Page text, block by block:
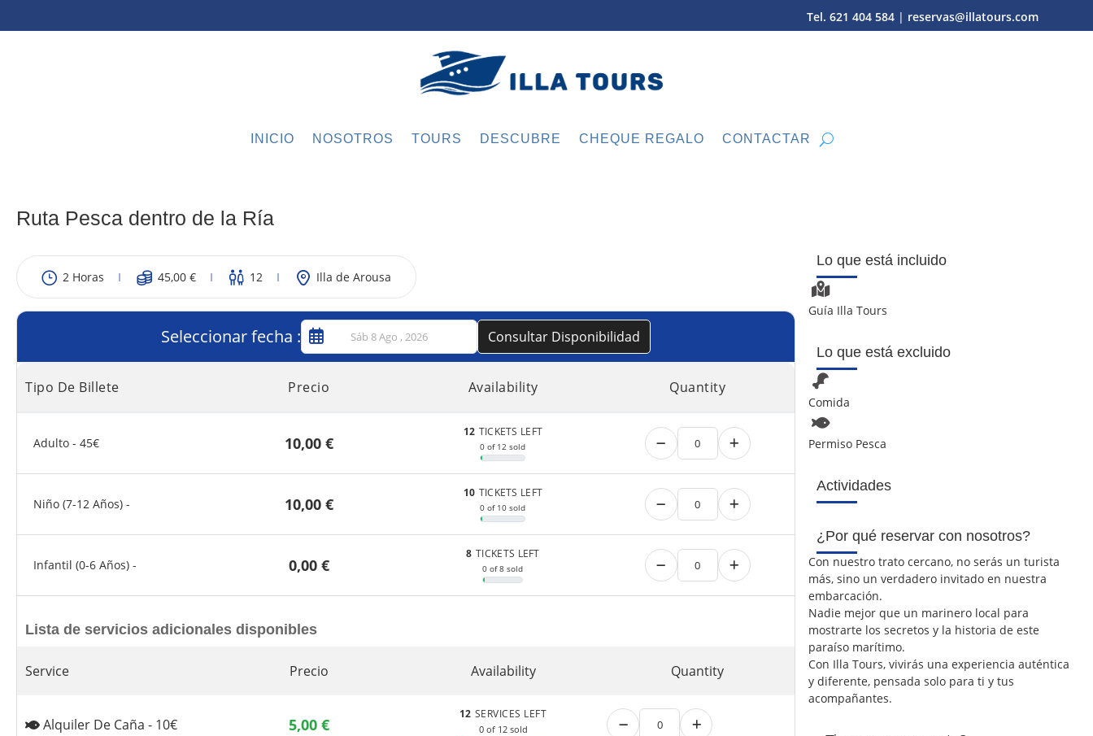
Tel. 621 404 584| reservas@illatours.com
INICIO NOSOTROS TOURS DESCUBRE CHEQUE REGALO CONTACTAR
Ruta Pesca dentro de la Ría
2 Horas 45,00 € 12 Illa de Arousa
Seleccionar fecha : Consultar Disponibilidad
Tipo De Billete Precio Availability Quantity
Adulto - 45€ 10,00 €
12 TICKETS LEFT
0 of 12 sold
Niño (7-12 Años) - 10,00 €
10 TICKETS LEFT
0 of 10 sold
Infantil (0-6 Años) - 0,00 €
8 TICKETS LEFT
0 of 8 sold
Lista de servicios adicionales disponibles
Service Precio Availability Quantity
Alquiler De Caña - 10€ 5,00 €
12 SERVICES LEFT
0 of 12 sold
Lo que está incluido
Guía Illa Tours
Lo que está excluido
Comida
Permiso Pesca
Actividades
¿Por qué reservar con nosotros?
Con nuestro trato cercano, no serás un turista
más, sino un verdadero invitado en nuestra
embarcación.
Nadie mejor que un marinero local para
mostrarte los secretos y la historia de este
paraíso marítimo.
Con Illa Tours, vivirás una experiencia auténtica
y diferente, pensada solo para ti y tus
acompañantes.